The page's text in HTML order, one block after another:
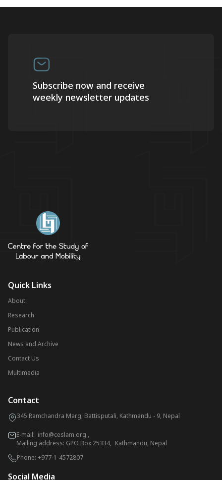
Subscribe now and receive
weekly newsletter updates
Quick Links
About
Research
Publication
News and Archive
Contact Us
Multimedia
Contact
345 Ramchandra Marg, Battisputali, Kathmandu - 9, Nepal
E-mail: info@ceslam.org ,
Mailing address: GPO Box 25334, Kathmandu, Nepal
Phone: +977-1-4572807
Social Media